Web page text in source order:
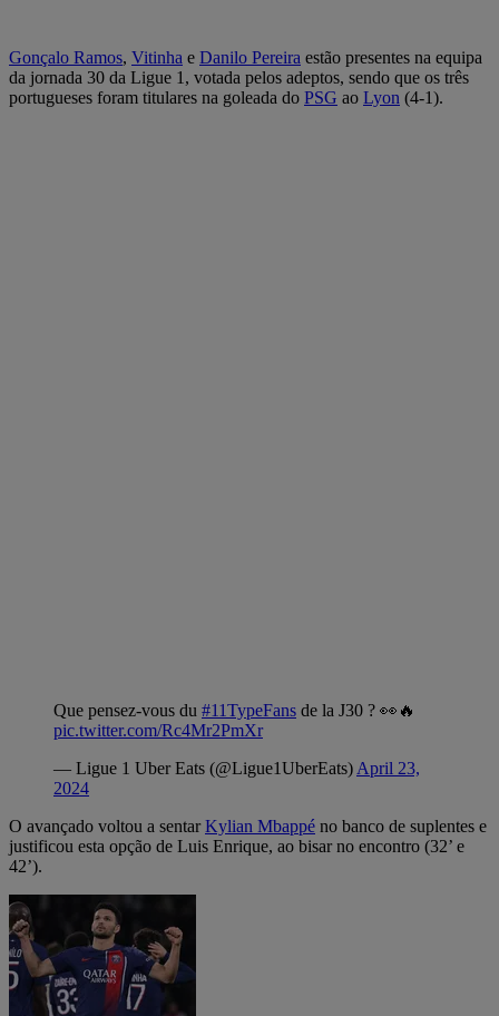
Gonçalo Ramos, Vitinha e Danilo Pereira estão presentes na equipa
da jornada 30 da Ligue 1, votada pelos adeptos, sendo que os três
portugueses foram titulares na goleada do PSG ao Lyon (4-1).
Que pensez-vous du #11TypeFans de la J30 ? 👀🔥
pic.twitter.com/Rc4Mr2PmXr
— Ligue 1 Uber Eats (@Ligue1UberEats) April 23,
2024
O avançado voltou a sentarKylian Mbappé no banco de suplentes e
justificou esta opção de Luis Enrique, ao bisar no encontro (32’ e
42’).